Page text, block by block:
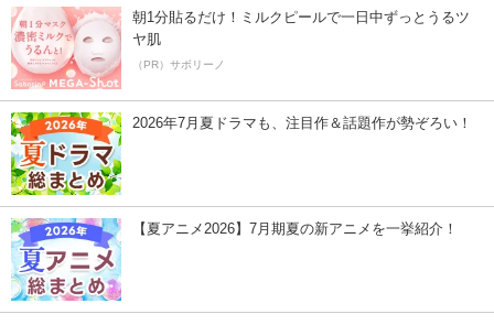
朝1分貼るだけ！ミルクピールで一日中ずっとうるツ
ヤ肌
（PR）サボリーノ
2026年7月夏ドラマも、注目作＆話題作が勢ぞろい！
【夏アニメ2026】7月期夏の新アニメを一挙紹介！